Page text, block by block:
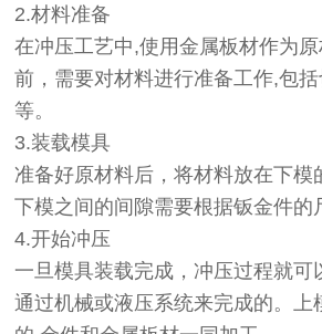
2.材料准备
在冲压工艺中,使用金属板材作为
前，需要对材料进行准备工作,包
等。
3.装载模具
准备好原材料后，将材料放在下模
下模之间的间隙需要根据钣金件的
4.开始冲压
一旦模具装载完成，冲压过程就可
通过机械或液压系统来完成的。上